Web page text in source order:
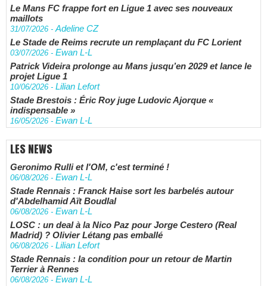
Le Mans FC frappe fort en Ligue 1 avec ses nouveaux
maillots
31/07/2026 -Adeline CZ
Le Stade de Reims recrute un remplaçant du FC Lorient
03/07/2026 - Ewan L-L
Patrick Videira prolonge au Mans jusqu’en 2029 et lance le
projet Ligue 1
10/06/2026 - Lilian Lefort
Stade Brestois : Éric Roy juge Ludovic Ajorque «
indispensable »
16/05/2026 - Ewan L-L
LES NEWS
Geronimo Rulli et l'OM, c'est terminé !
06/08/2026 - Ewan L-L
Stade Rennais : Franck Haise sort les barbelés autour
d'Abdelhamid Aït Boudlal
06/08/2026 - Ewan L-L
LOSC : un deal à la Nico Paz pour Jorge Cestero (Real
Madrid) ? Olivier Létang pas emballé
06/08/2026 - Lilian Lefort
Stade Rennais : la condition pour un retour de Martin
Terrier à Rennes
06/08/2026 - Ewan L-L